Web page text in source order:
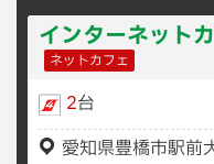
インターネット
ネットカフェ
2台
愛知県豊橋市駅